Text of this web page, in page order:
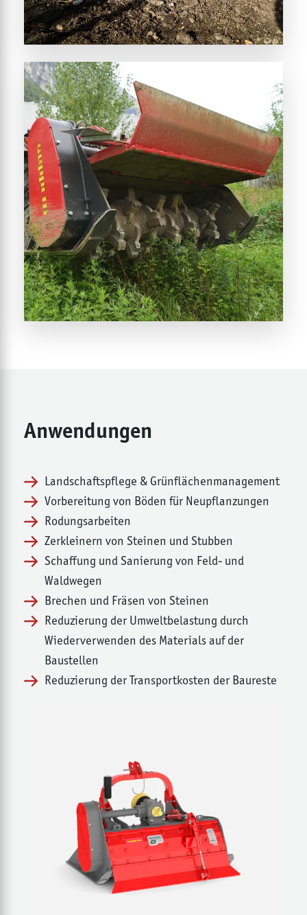
Anwendungen
Landschaftspflege & Grünflächenmanagement
Vorbereitung von Böden für Neupflanzungen
Rodungsarbeiten
Zerkleinern von Steinen und Stubben
Schaffung und Sanierung von Feld- und
Waldwegen
Brechen und Fräsen von Steinen
Reduzierung der Umweltbelastung durch
Wiederverwenden des Materials auf der
Baustellen
Reduzierung der Transportkosten der Baureste